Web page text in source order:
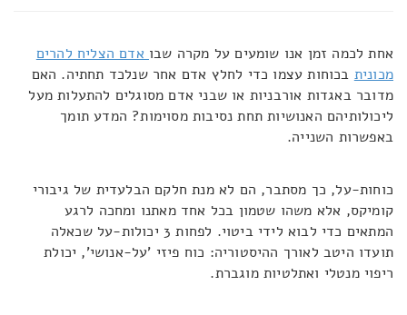
אחת לכמה זמן אנו שומעים על מקרה שבו אדם הצליח להרים
מכונית בכוחות עצמו כדי לחלץ אדם אחר שנלכד תחתיה. האם
מדובר באגדות אורבניות או שבני אדם מסוגלים להתעלות מעל
ליכולותיהם האנושיות תחת נסיבות מסוימות? המדע תומך
באפשרות השנייה.
כוחות-על, כך מסתבר, הם לא מנת חלקם הבלעדית של גיבורי
קומיקס, אלא משהו שטמון בכל אחד מאתנו ומחכה לרגע
המתאים כדי לבוא לידי ביטוי. לפחות 3 יכולות-על שכאלה
תועדו היטב לאורך ההיסטוריה: כוח פיזי 'על-אנושי', יכולת
ריפוי מנטלי ואתלטיות מוגברת.